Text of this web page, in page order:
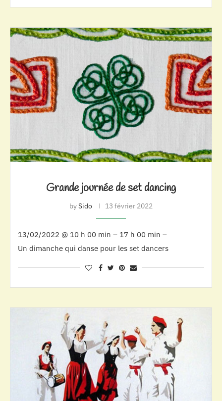
Grande journée de set dancing
bySido 13 février 2022
13/02/2022 @ 10 h 00 min – 17 h 00 min –
Un dimanche qui danse pour les set dancers